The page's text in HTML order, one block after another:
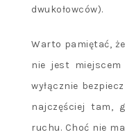
dwukołowców).
Warto pamiętać,
nie jest miejscem
wyłącznie
najczęściej tam,
ruchu. Choć nie